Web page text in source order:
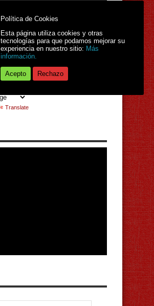
Translate
Política de Cookies
Esta página utiliza cookies y otras
tecnologías para que podamos mejorar su
experiencia en nuestro sitio: Más
información.
Acepto Rechazo